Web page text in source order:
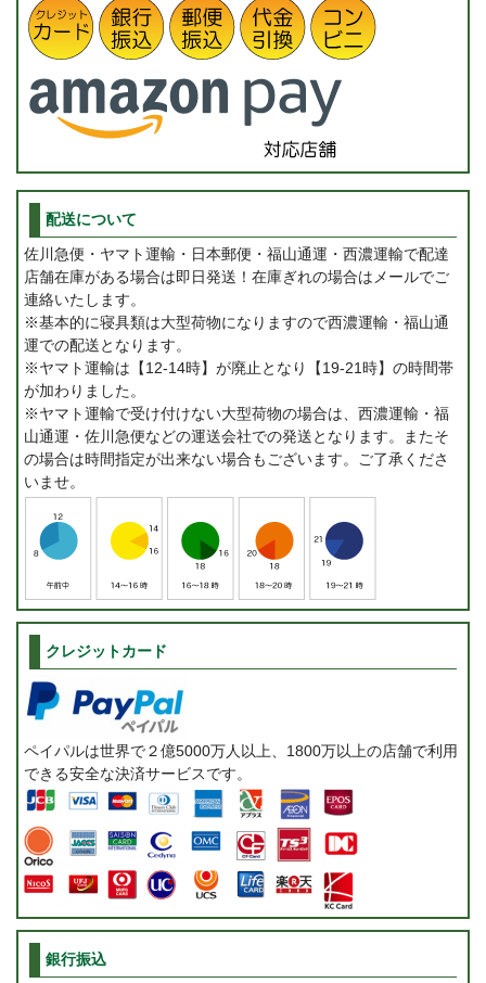
配送について
佐川急便・ヤマト運輸・日本郵便・福山通運・西濃運輸で配達
店舗在庫がある場合は即日発送！在庫ぎれの場合はメールでご
連絡いたします。
※基本的に寝具類は大型荷物になりますので西濃運輸・福山通
運での配送となります。
※ヤマト運輸は【12-14時】が廃止となり【19-21時】の時間帯
が加わりました。
※ヤマト運輸で受け付けない大型荷物の場合は、西濃運輸・福
山通運・佐川急便などの運送会社での発送となります。またそ
の場合は時間指定が出来ない場合もございます。ご了承くださ
いませ。
クレジットカード
ペイパルは世界で２億5000万人以上、1800万以上の店舗で利用
できる安全な決済サービスです。
銀行振込